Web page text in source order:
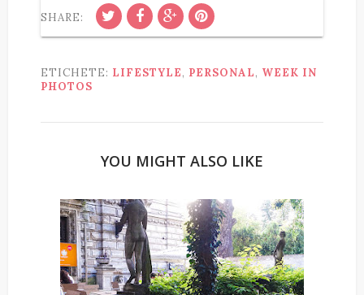
SHARE:
ETICHETE: LIFESTYLE, PERSONAL, WEEK IN
PHOTOS
YOU MIGHT ALSO LIKE